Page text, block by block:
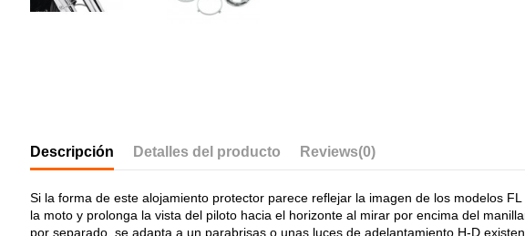
Descripción Detalles del producto Reviews(0)
Si la forma de este alojamiento protector parece reflejar la imagen de los modelos
la moto y prolonga la vista del piloto hacia el horizonte al mirar por encima del
por separado, se adapta a un parabrisas o unas luces de adelantamiento H-D